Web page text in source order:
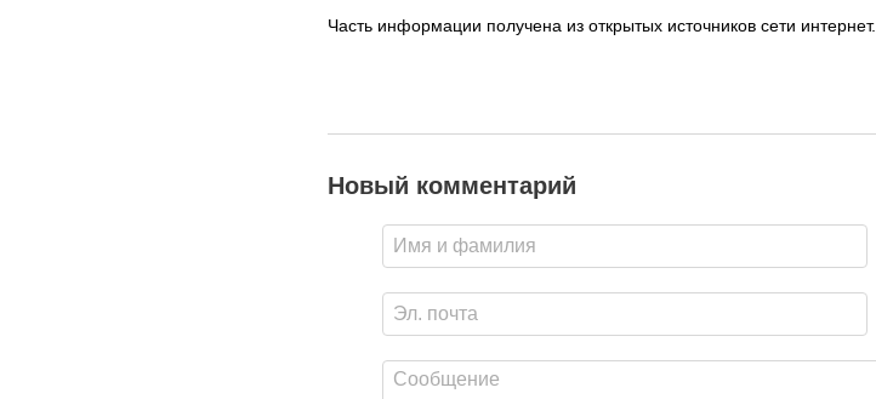
Часть информации получена из открытых источников сети интернет.
Новый комментарий